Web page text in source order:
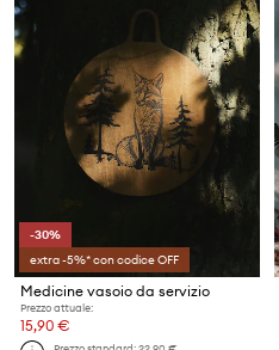
-30%
extra -5%* con codice OFF
Medicine vasoio da servizio
Prezzo attuale:
15,90 €